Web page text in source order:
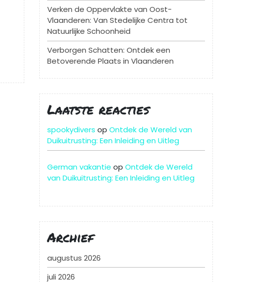
Verken de Oppervlakte van Oost-
Vlaanderen: Van Stedelijke Centra tot
Natuurlijke Schoonheid
Verborgen Schatten: Ontdek een
Betoverende Plaats in Vlaanderen
Laatste reacties
spookydivers op Ontdek de Wereld van
Duikuitrusting: Een Inleiding en Uitleg
German vakantie op Ontdek de Wereld
van Duikuitrusting: Een Inleiding en Uitleg
Archief
augustus 2026
juli 2026